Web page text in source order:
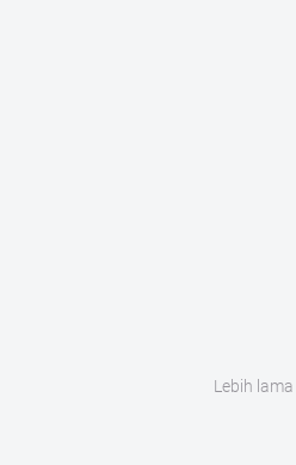
Lebih lama